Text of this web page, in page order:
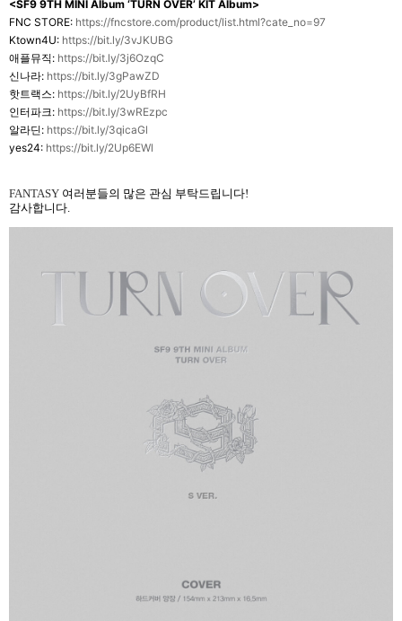
<SF9 9TH MINI Album ‘TURN OVER’ KIT Album>
FNC STORE: https://fncstore.com/product/list.html?cate_no=97
Ktown4U: https://bit.ly/3vJKUBG
애플뮤직: https://bit.ly/3j6OzqC
신나라: https://bit.ly/3gPawZD
핫트랙스: https://bit.ly/2UyBfRH
인터파크: https://bit.ly/3wREzpc
알라딘: https://bit.ly/3qicaGl
yes24: https://bit.ly/2Up6EWl
FANTASY 여러분들의 많은 관심 부탁드립니다!
감사합니다